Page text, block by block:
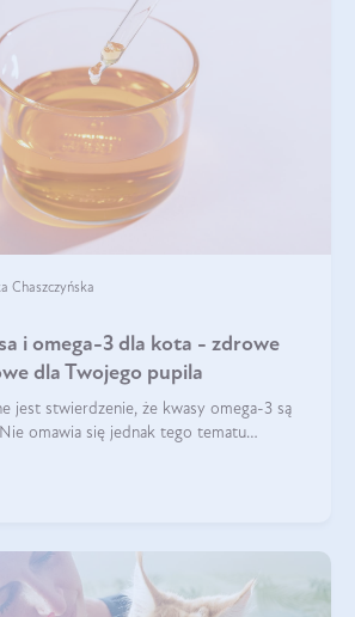
Chaszczyńska
i omega-3 dla kota - zdrowe
dla Twojego pupila
jest stwierdzenie, że kwasy omega-3 są
omawia się jednak tego tematu